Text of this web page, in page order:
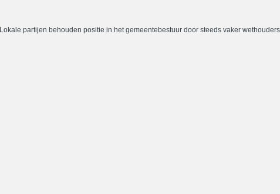
Lokale partijen behouden positie in het gemeentebestuur door steeds vaker wethouders